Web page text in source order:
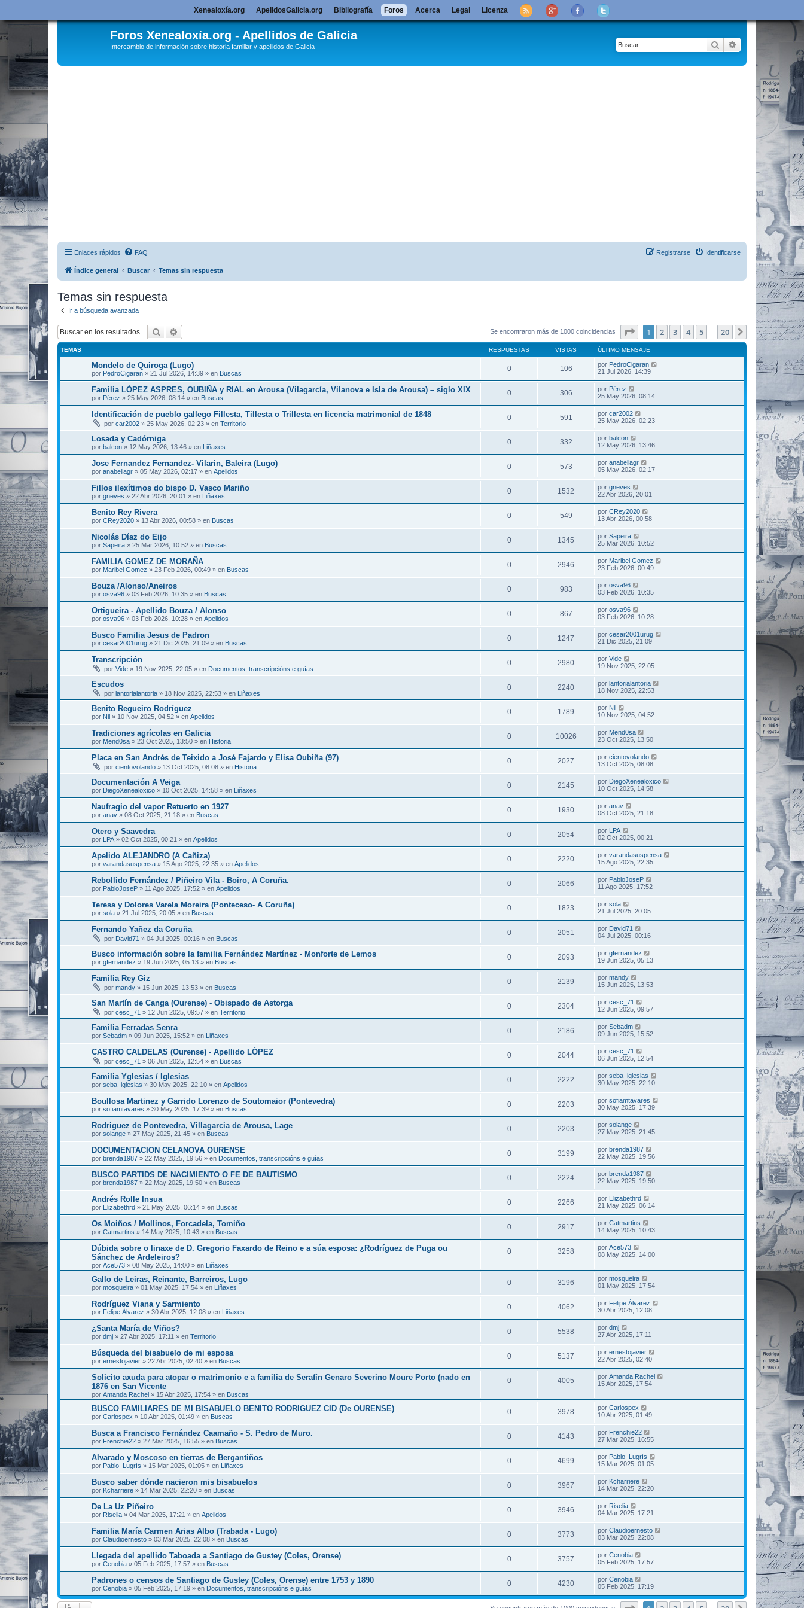
Foros Xenealoxía.org - Apellidos de Galicia
Intercambio de información sobre historia familiar y apellidos de Galicia Buscar Búsqueda
Enlaces rápidos FAQ Identificarse
Registrarse
Índice general Buscar Temas sin respuesta
Temas sin respuesta
Ir a búsqueda avanzada
Buscar Se encontraron más de 1000 coincidencias Página1 de 20
1 2 3 4 5 20 Siguiente
TEMAS RESPUESTAS VISTAS ÚLTIMO MENSAJE
Mondelo de Quiroga (Lugo)
por PedroCigaran » 21 Jul 2026, 14:39 » en Buscas
0 106 por PedroCigaran
21 Jul 2026, 14:39
Familia LÓPEZ ASPRES, OUBIÑA y RIAL en Arousa (Vilagarcía, Vilanova e Isla de Arousa) – siglo XIX
por Pérez » 25 May 2026, 08:14 » en Buscas
0 306 por Pérez
25 May 2026, 08:14
Identificación de pueblo gallego Fillesta, Tillesta o Trillesta en licencia matrimonial de 1848
por car2002 » 25 May 2026, 02:23 » en Territorio
0 591 por car2002
25 May 2026, 02:23
Losada y Cadórniga
por balcon » 12 May 2026, 13:46 » en Liñaxes
0 332 por balcon
12 May 2026, 13:46
Jose Fernandez Fernandez- Vilarin, Baleira (Lugo)
por anabellagr » 05 May 2026, 02:17 » en Apelidos
0 573 por anabellagr
05 May 2026, 02:17
Fillos ilexítimos do bispo D. Vasco Mariño
por gneves » 22 Abr 2026, 20:01 » en Liñaxes
0 1532 por gneves
22 Abr 2026, 20:01
Benito Rey Rivera
por CRey2020 » 13 Abr 2026, 00:58 » en Buscas
0 549 por CRey2020
13 Abr 2026, 00:58
Nicolás Díaz do Eijo
por Sapeira » 25 Mar 2026, 10:52 » en Buscas
0 1345 por Sapeira
25 Mar 2026, 10:52
FAMILIA GOMEZ DE MORAÑA
por Maribel Gomez » 23 Feb 2026, 00:49 » en Buscas
0 2946 por Maribel Gomez
23 Feb 2026, 00:49
Bouza /Alonso/Aneiros
por osva96 » 03 Feb 2026, 10:35 » en Buscas
0 983 por osva96
03 Feb 2026, 10:35
Ortigueira - Apellido Bouza / Alonso
por osva96 » 03 Feb 2026, 10:28 » en Apelidos
0 867 por osva96
03 Feb 2026, 10:28
Busco Familia Jesus de Padron
por cesar2001urug » 21 Dic 2025, 21:09 » en Buscas
0 1247 por cesar2001urug
21 Dic 2025, 21:09
Transcripción
por Vide » 19 Nov 2025, 22:05 » en Documentos, transcripcións e guías
0 2980 por Vide
19 Nov 2025, 22:05
Escudos
por lantorialantoria » 18 Nov 2025, 22:53 » en Liñaxes
0 2240 por lantorialantoria
18 Nov 2025, 22:53
Benito Regueiro Rodríguez
por Nil » 10 Nov 2025, 04:52 » en Apelidos
0 1789 por Nil
10 Nov 2025, 04:52
Tradiciones agrícolas en Galicia
por Mend0sa » 23 Oct 2025, 13:50 » en Historia
0 10026 por Mend0sa
23 Oct 2025, 13:50
Placa en San Andrés de Teixido a José Fajardo y Elisa Oubiña (97)
por cientovolando » 13 Oct 2025, 08:08 » en Historia
0 2027 por cientovolando
13 Oct 2025, 08:08
Documentación A Veiga
por DiegoXenealoxico » 10 Oct 2025, 14:58 » en Liñaxes
0 2145 por DiegoXenealoxico
10 Oct 2025, 14:58
Naufragio del vapor Retuerto en 1927
por anav » 08 Oct 2025, 21:18 » en Buscas
0 1930 por anav
08 Oct 2025, 21:18
Otero y Saavedra
por LPA » 02 Oct 2025, 00:21 » en Apelidos
0 2054 por LPA
02 Oct 2025, 00:21
Apelido ALEJANDRO (A Cañiza)
por varandasuspensa » 15 Ago 2025, 22:35 » en Apelidos
0 2220 por varandasuspensa
15 Ago 2025, 22:35
Rebollido Fernández / Piñeiro Vila - Boiro, A Coruña.
por PabloJoseP » 11 Ago 2025, 17:52 » en Apelidos
0 2066 por PabloJoseP
11 Ago 2025, 17:52
Teresa y Dolores Varela Moreira (Ponteceso- A Coruña)
por sola » 21 Jul 2025, 20:05 » en Buscas
0 1823 por sola
21 Jul 2025, 20:05
Fernando Yañez da Coruña
por David71 » 04 Jul 2025, 00:16 » en Buscas
0 2051 por David71
04 Jul 2025, 00:16
Busco información sobre la familia Fernández Martínez - Monforte de Lemos
por gfernandez » 19 Jun 2025, 05:13 » en Buscas
0 2093 por gfernandez
19 Jun 2025, 05:13
Familia Rey Giz
por mandy » 15 Jun 2025, 13:53 » en Buscas
0 2139 por mandy
15 Jun 2025, 13:53
San Martín de Canga (Ourense) - Obispado de Astorga
por cesc_71 » 12 Jun 2025, 09:57 » en Territorio
0 2304 por cesc_71
12 Jun 2025, 09:57
Familia Ferradas Senra
por Sebadm » 09 Jun 2025, 15:52 » en Liñaxes
0 2186 por Sebadm
09 Jun 2025, 15:52
CASTRO CALDELAS (Ourense) - Apellido LÓPEZ
por cesc_71 » 06 Jun 2025, 12:54 » en Buscas
0 2044 por cesc_71
06 Jun 2025, 12:54
Familia Yglesias / Iglesias
por seba_iglesias » 30 May 2025, 22:10 » en Apelidos
0 2222 por seba_iglesias
30 May 2025, 22:10
Boullosa Martinez y Garrido Lorenzo de Soutomaior (Pontevedra)
por sofiamtavares » 30 May 2025, 17:39 » en Buscas
0 2203 por sofiamtavares
30 May 2025, 17:39
Rodriguez de Pontevedra, Villagarcia de Arousa, Lage
por solange » 27 May 2025, 21:45 » en Buscas
0 2203 por solange
27 May 2025, 21:45
DOCUMENTACION CELANOVA OURENSE
por brenda1987 » 22 May 2025, 19:56 » en Documentos, transcripcións e guías
0 3199 por brenda1987
22 May 2025, 19:56
BUSCO PARTIDS DE NACIMIENTO O FE DE BAUTISMO
por brenda1987 » 22 May 2025, 19:50 » en Buscas
0 2224 por brenda1987
22 May 2025, 19:50
Andrés Rolle Insua
por Elizabethrd » 21 May 2025, 06:14 » en Buscas
0 2266 por Elizabethrd
21 May 2025, 06:14
Os Moiños / Mollinos, Forcadela, Tomiño
por Catmartins » 14 May 2025, 10:43 » en Buscas
0 2917 por Catmartins
14 May 2025, 10:43
Dúbida sobre o linaxe de D. Gregorio Faxardo de Reino e a súa esposa: ¿Rodríguez de Puga ou
Sánchez de Ardeleiros?
por Ace573 » 08 May 2025, 14:00 » en Liñaxes
0 3258 por Ace573
08 May 2025, 14:00
Gallo de Leiras, Reinante, Barreiros, Lugo
por mosqueira » 01 May 2025, 17:54 » en Liñaxes
0 3196 por mosqueira
01 May 2025, 17:54
Rodríguez Viana y Sarmiento
por Felipe Álvarez » 30 Abr 2025, 12:08 » en Liñaxes
0 4062 por Felipe Álvarez
30 Abr 2025, 12:08
¿Santa María de Viños?
por dmj » 27 Abr 2025, 17:11 » en Territorio
0 5538 por dmj
27 Abr 2025, 17:11
Búsqueda del bisabuelo de mi esposa
por ernestojavier » 22 Abr 2025, 02:40 » en Buscas
0 5137 por ernestojavier
22 Abr 2025, 02:40
Solicito axuda para atopar o matrimonio e a familia de Serafín Genaro Severino Moure Porto (nado en
1876 en San Vicente
por Amanda Rachel » 15 Abr 2025, 17:54 » en Buscas
0 4005 por Amanda Rachel
15 Abr 2025, 17:54
BUSCO FAMILIARES DE MI BISABUELO BENITO RODRIGUEZ CID (De OURENSE)
por Carlospex » 10 Abr 2025, 01:49 » en Buscas
0 3978 por Carlospex
10 Abr 2025, 01:49
Busca a Francisco Fernández Caamaño - S. Pedro de Muro.
por Frenchie22 » 27 Mar 2025, 16:55 » en Buscas
0 4143 por Frenchie22
27 Mar 2025, 16:55
Alvarado y Moscoso en tierras de Bergantiños
por Pablo_Lugrís » 15 Mar 2025, 01:05 » en Liñaxes
0 4699 por Pablo_Lugrís
15 Mar 2025, 01:05
Busco saber dónde nacieron mis bisabuelos
por Kcharriere » 14 Mar 2025, 22:20 » en Buscas
0 3967 por Kcharriere
14 Mar 2025, 22:20
De La Uz Piñeiro
por Riselia » 04 Mar 2025, 17:21 » en Apelidos
0 3946 por Riselia
04 Mar 2025, 17:21
Familia María Carmen Arias Albo (Trabada - Lugo)
por Claudioernesto » 03 Mar 2025, 22:08 » en Buscas
0 3773 por Claudioernesto
03 Mar 2025, 22:08
Llegada del apellido Taboada a Santiago de Gustey (Coles, Orense)
por Cenobia » 05 Feb 2025, 17:57 » en Buscas
0 3757 por Cenobia
05 Feb 2025, 17:57
Padrones o censos de Santiago de Gustey (Coles, Orense) entre 1753 y 1890
por Cenobia » 05 Feb 2025, 17:19 » en Documentos, transcripcións e guías
0 4230 por Cenobia
05 Feb 2025, 17:19
Xenealoxía.org ApelidosGalicia.org Bibliografía Foros Acerca Legal Licenza